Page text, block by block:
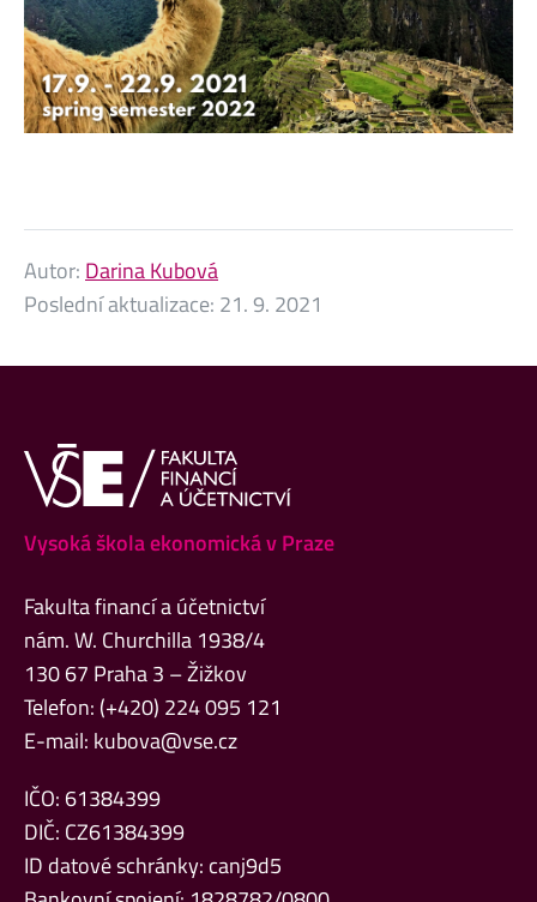
Autor: Darina Kubová
Poslední aktualizace: 21. 9. 2021
Vysoká škola ekonomická v Praze
Fakulta financí a účetnictví
nám. W. Churchilla 1938/4
130 67 Praha 3 – Žižkov
Telefon: (+420) 224 095 121
E-mail: kubova@vse.cz
IČO: 61384399
DIČ: CZ61384399
ID datové schránky: canj9d5